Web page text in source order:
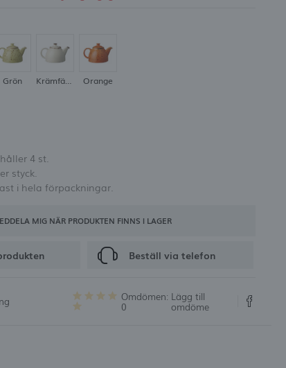
vid framtida köp
Grön Krämfärgad Orange
4 st.
styck.
i hela förpackningar.
MIG NÄR PRODUKTEN FINNS I LAGER
Beställ via telefon
Omdömen:
0
Lägg till
omdöme